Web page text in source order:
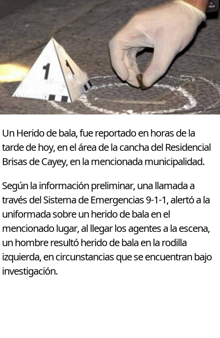
Un Herido de bala, fue reportado en horas de la
tarde de hoy, en el área de la cancha del Residencial
Brisas de Cayey, en la mencionada municipalidad.
Según la información preliminar, una llamada a
través del Sistema de Emergencias 9-1-1, alertó a la
uniformada sobre un herido de bala en el
mencionado lugar, al llegar los agentes a la escena,
un hombre resultó herido de bala en la rodilla
izquierda, en circunstancias que se encuentran bajo
investigación.